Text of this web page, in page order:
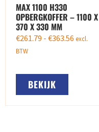
MAX 1100 H330
OPBERGKOFFER – 1100 X
370 X 330 MM
€261.79 - €363.56 excl.
BTW
BEKIJK